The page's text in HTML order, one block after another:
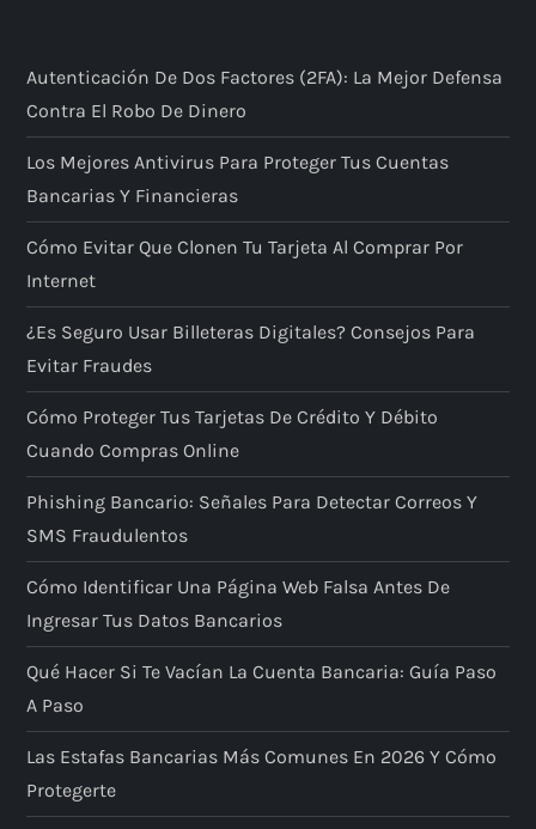
Autenticación De Dos Factores (2FA): La Mejor Defensa
Contra El Robo De Dinero
Los Mejores Antivirus Para Proteger Tus Cuentas
Bancarias Y Financieras
Cómo Evitar Que Clonen Tu Tarjeta Al Comprar Por
Internet
¿Es Seguro Usar Billeteras Digitales? Consejos Para
Evitar Fraudes
Cómo Proteger Tus Tarjetas De Crédito Y Débito
Cuando Compras Online
Phishing Bancario: Señales Para Detectar Correos Y
SMS Fraudulentos
Cómo Identificar Una Página Web Falsa Antes De
Ingresar Tus Datos Bancarios
Qué Hacer Si Te Vacían La Cuenta Bancaria: Guía Paso
A Paso
Las Estafas Bancarias Más Comunes En 2026 Y Cómo
Protegerte